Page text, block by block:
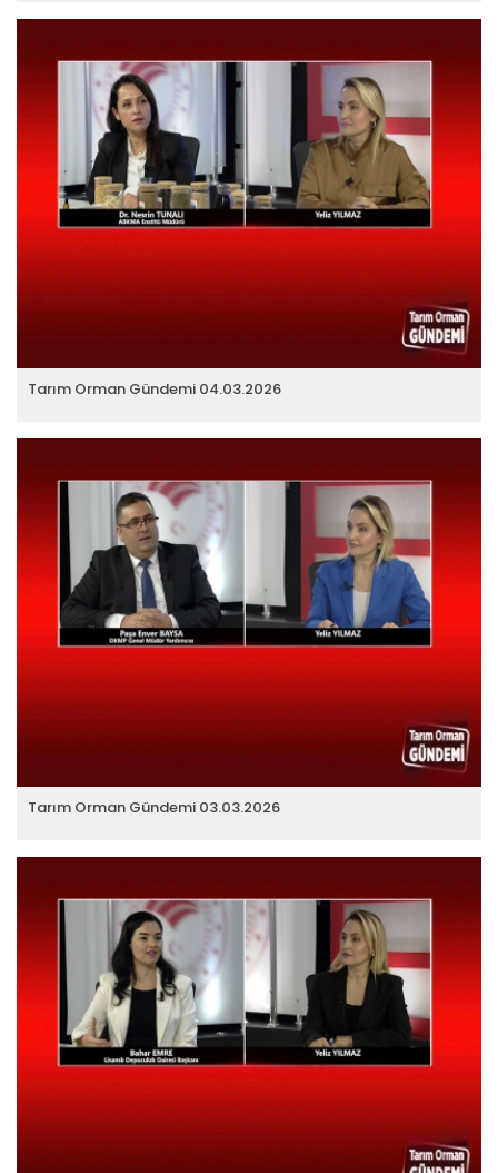
Tarım Orman Gündemi 04.03.2026
Tarım Orman Gündemi 03.03.2026
Tarım Orman Gündemi 07.04.2026
“Tarım Orman Gündemi” sektörün gündemini izleyici ile
buluşturuyor…
Devamını Oku ->